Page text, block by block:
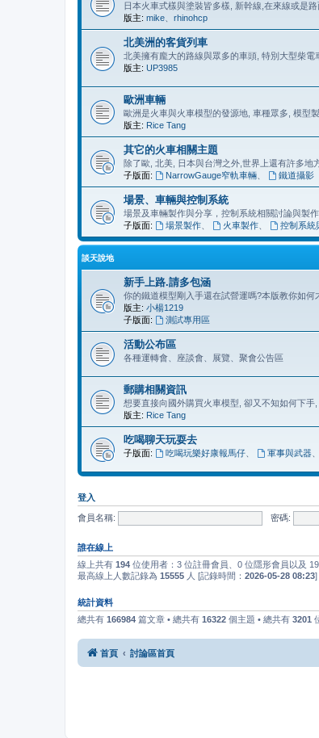
日本火車式樣與塗裝皆多樣, 新幹線,在來線或是
版主: mike rhinohcp
北美洲的客貨列車
北美擁有龐大的路線與眾多的車頭, 特別大型柴
版主: UP3985
歐洲車輛
歐洲是火車與火車模型的發源地, 車種眾多, 模型
版主: Rice Tang
其它的火車相關主題
除了歐, 北美, 日本與台灣之外,世界上還有許多地
子版面:
NarrowGauge窄軌車輛、 鐵道攝影
場景、車輛與控制系統
場景及車輛製作與分享，控制系統相關討論與製作
子版面:
場景製作、 火車製作、 控制系統
談天說地
新手上路.請多包涵
你的鐵道模型剛入手還在試營運嗎?本版教你如何
版主: 小楊1219
子版面:
測試專用區
活動公布區
各種運轉會、座談會、展覽、聚會公告區
郵購相關資訊
想要直接向國外購買火車模型, 卻又不知如何下
版主: Rice Tang
吃喝聊天玩耍去
子版面: 吃喝玩樂好康報馬仔、 軍事與武器、
登入
會員名稱: 密碼:
誰在線上
線上共有 194 位使用者：3 位註冊會員、0 位隱形會員以及
最高線上人數記錄為 15555 人 [記錄時間： 2026-05-28 08:23]
統計資料
總共有 166984 篇文章 • 總共有 16322 個主題 • 總共有 3201
首頁 討論區首頁